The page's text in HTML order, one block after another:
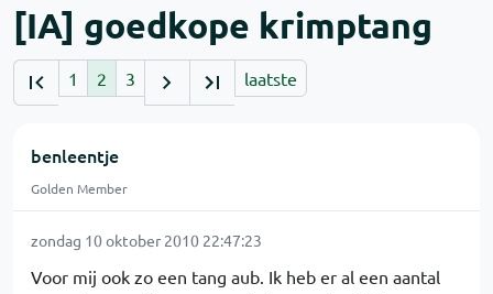
[IA] goedkope krimptang
1 2 3 laatste
benleentje
Golden Member
zondag 10 oktober 2010 22:47:23
Voor mij ook zo een tang aub. Ik heb er al een aantal